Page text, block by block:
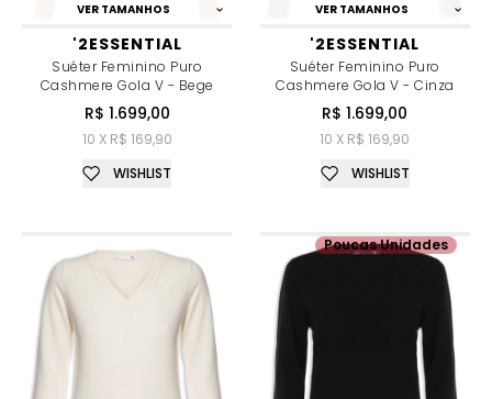
VER TAMANHOS
'2ESSENTIAL
Suéter Feminino Puro
Cashmere Gola V - Bege
R$ 1.699,00
10 X R$ 169,90
WISHLIST
VER TAMANHOS
'2ESSENTIAL
Suéter Feminino Puro
Cashmere Gola V - Cinza
R$ 1.699,00
10 X R$ 169,90
WISHLIST
Poucas Unidades